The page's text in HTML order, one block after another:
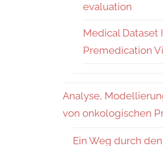
evaluation
Medical
Premedication
Analyse,
von onkologischen
Ein Weg durch